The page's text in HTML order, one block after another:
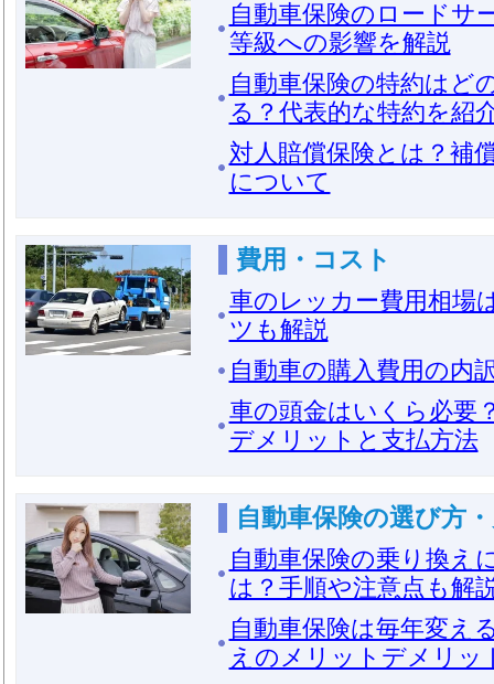
自動車保険のロードサ
等級への影響を解説
自動車保険の特約はど
る？代表的な特約を紹
対人賠償保険とは？補
について
費用・コスト
車のレッカー費用相場
ツも解説
自動車の購入費用の内
車の頭金はいくら必要
デメリットと支払方法
自動車保険の選び方
自動車保険の乗り換え
は？手順や注意点も解
自動車保険は毎年変え
えのメリットデメリッ